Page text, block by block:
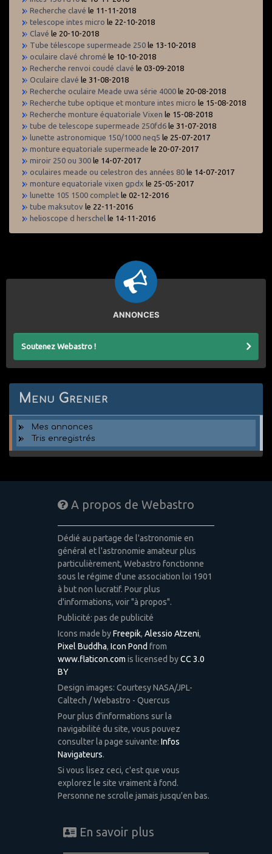
Recherche clavé le 11-11-2018
telescope intes micro le 22-10-2018
Clavé le 20-10-2018
Tube télescope supermeade 250 le 13-10-2018
oculaire clavé chromé le 10-10-2018
Recherche renvoi coudé clavé le 03-09-2018
Oculaire clavé le 31-08-2018
Recherche oculaire Meade uwa série 4000 le 20-08-2018
Recherche tube optique et monture intes micro le 15-08-2018
Recherche monture équatoriale Vixen le 15-08-2018
tube de telescope supermeade 250fd6 le 31-07-2018
lunette astronomique 150/1000 neq5 le 25-07-2017
monture equatoriale supermeade le 20-07-2017
miroir 250 ou 300 le 14-07-2017
oculaires meade ou celestron des années 80 le 14-07-2017
monture equatoriale vixen gpdx le 25-05-2017
lunette 105 1500 complet le 02-12-2016
tube maksutov le 22-11-2016
helioscope d herschel le 14-11-2016
ANNONCES
Soutenez Webastro !
Menu Grenier
Mes annonces
Tris enregistrés
A propos de Webastro
Dédié au partage de l'astronomie en
général et l'astronomie amateur plus
particulièrement, Webastro fonctionne
sous le régime d'une association loi 1901
à but non lucratif. Pour plus
d'informations, voir "à propos".
Publicité: pas de publicité
Icons made byFreepik, Alessio Atzeni,
Pixel Buddha, Icon Pond from
www.flaticon.com is licensed byCC 3.0
BY
Design images: Courtesy NASA/JPL-
Caltech / Webastro - Quercus
Pour plus d'informations sur la
navigabilité du site, vous pouvez
consulter la page suivante: Infos
Navigateurs.
Si vous lisez ceci, c'est que vous
explorez le site vraiment à fond.
Personne ne scrolle jamais jusqu'en bas.
En savoir plus